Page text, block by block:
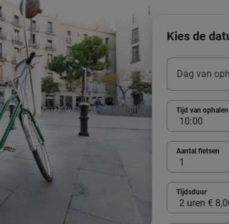
Kies de
Dag van
Tijd van ophalen
Aantal fietsen
Tijdsduur